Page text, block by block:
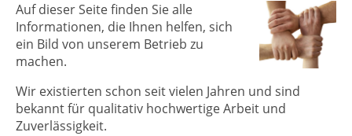
Auf dieser Seite finden Sie alle
Informationen, die Ihnen helfen, sich
ein Bild von unserem Betrieb zu
machen.
Wir existierten schon seit vielen Jahren und sind
bekannt für qualitativ hochwertige Arbeit und
Zuverlässigkeit.